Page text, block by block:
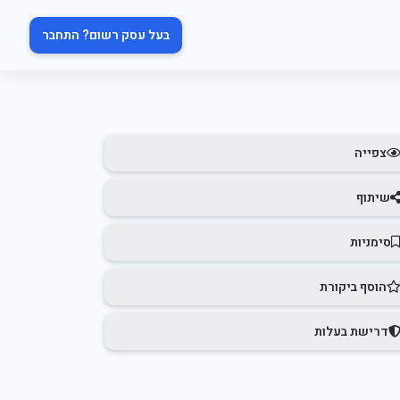
בעל עסק רשום? התחבר
צפייה
שיתוף
סימניות
הוסף ביקורת
דרישת בעלות